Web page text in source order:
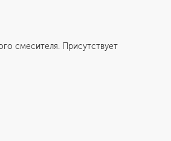
смесителя. Присутствует